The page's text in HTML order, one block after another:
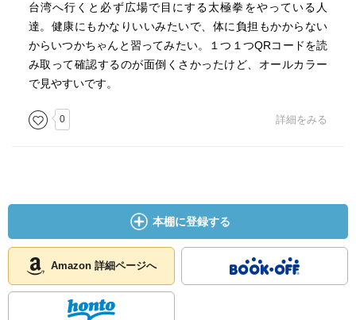
台湾へ行くと必ず広場で目にする太極拳をやっている人
達。健康にもかなりいいみたいで、体に負担もかからない
からいつかちゃんと習ってみたい。１つ１つQRコードを読
み取って確認するのが面倒くさかったけど、オールカラー
で見やすいです。
0 詳細をみる
本棚に登録する
Amazon 詳細ページへ